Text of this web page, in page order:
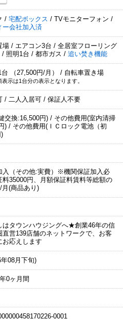
/ 宅配ボックス / TVモニターフォン /
ー会社加入済
場 / エアコン3台 / 全居室フローリング
/ 照明1台 / 都市ガス / 追い焚き機能
（27,500円/月） / 自転車置き場
示は1台分の表示となります。
/ 二人入居可 / 保証人不要
交換:16,500円) / その他費用(室内清掃
) / その他費用(ＩＣロック電池（初
入（その他:実費）※機関保証加入必
料35000円、月額保証料賃料等総額の
月(商品あり)
タウンハウジングへ★創業46年の信
直営139店舗のネットワークで、お客
お応えします
08月下旬)
0ヶ月間
0001